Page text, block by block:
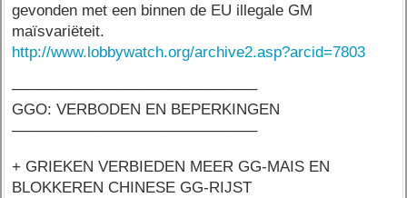
gevonden met een binnen de EU illegale GM
maïsvariëteit.
http://www.lobbywatch.org/archive2.asp?arcid=7803
––––––––––––––––––––––––––––––
GGO: VERBODEN EN BEPERKINGEN
––––––––––––––––––––––––––––––
+ GRIEKEN VERBIEDEN MEER GG-MAIS EN
BLOKKEREN CHINESE GG-RIJST